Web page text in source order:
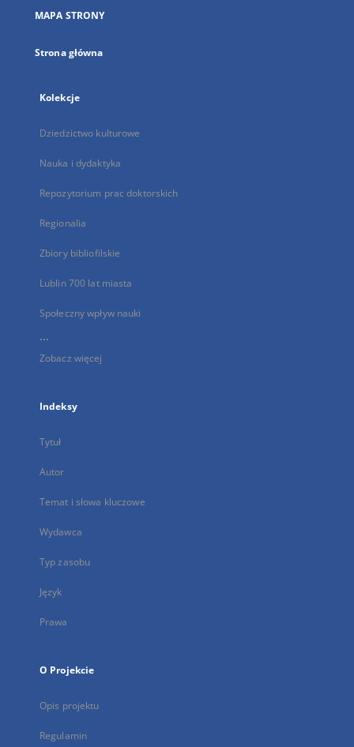
karcie
MAPA STRONY
Strona główna
Kolekcje
Dziedzictwo kulturowe
Nauka i dydaktyka
Repozytorium prac doktorskich
Regionalia
Zbiory bibliofilskie
Lublin 700 lat miasta
Społeczny wpływ nauki
...
Zobacz więcej
Indeksy
Tytuł
Autor
Temat i słowa kluczowe
Wydawca
Typ zasobu
Język
Prawa
O Projekcie
Opis projektu
Regulamin